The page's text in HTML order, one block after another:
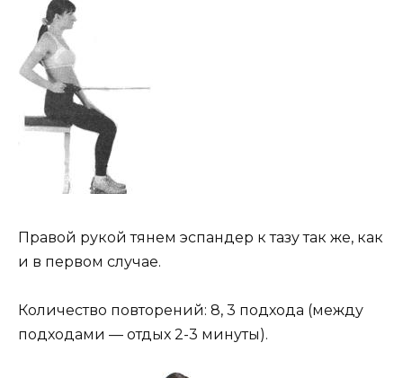
Правой рукой тянем эспандер к тазу так же, как
и в первом случае.
Количество повторений: 8, 3 подхода (между
подходами — отдых 2-3 минуты).